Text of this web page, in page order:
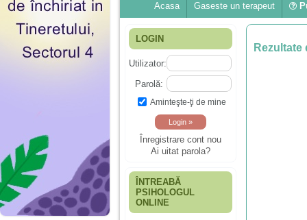
Acasa Gaseste un terapeut
LOGIN
Utilizator:
Parolă:
Aminteşte-ţi de mine
Înregistrare cont nou
Ai uitat parola?
ÎNTREABĂ
PSIHOLOGUL
ONLINE
Rezultate